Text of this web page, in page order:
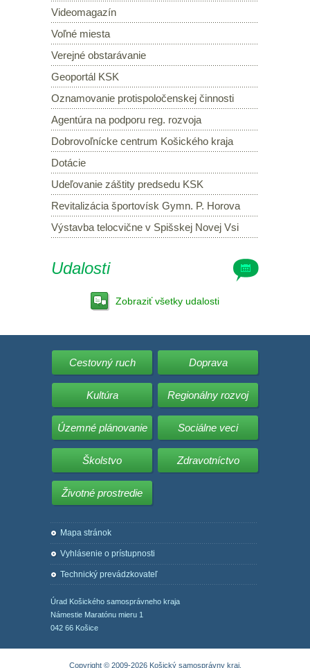
Videomagazín
Voľné miesta
Verejné obstarávanie
Geoportál KSK
Oznamovanie protispoločenskej činnosti
Agentúra na podporu reg. rozvoja
Dobrovoľnícke centrum Košického kraja
Dotácie
Udeľovanie záštity predsedu KSK
Revitalizácia športovísk Gymn. P. Horova
Výstavba telocvične v Spišskej Novej Vsi
Udalosti
Zobraziť všetky udalosti
Cestovný ruch Doprava
Kultúra Regionálny rozvoj
Územné plánovanie Sociálne veci
Školstvo Zdravotníctvo
Životné prostredie
Mapa stránok
Vyhlásenie o prístupnosti
Technický prevádzkovateľ
Úrad Košického samosprávneho kraja
Námestie Maratónu mieru 1
042 66 Košice
Copyright © 2009-2026 Košický samosprávny kraj.